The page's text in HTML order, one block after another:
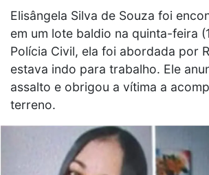
Elisângela Silva de Souza foi
em um lote baldio na quinta-feira
Polícia Civil, ela foi abordada por
estava indo para trabalho. Ele
assalto e obrigou a vítima a
terreno.